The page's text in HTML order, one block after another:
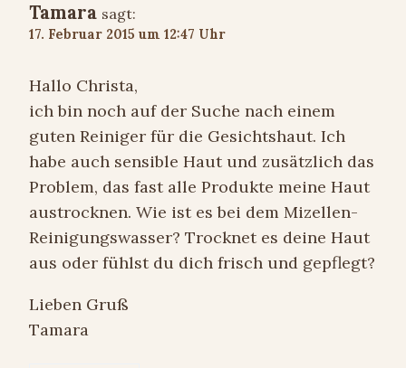
Tamara sagt:
17. Februar 2015 um 12:47 Uhr
Hallo Christa,
ich bin noch auf der Suche nach einem
guten Reiniger für die Gesichtshaut. Ich
habe auch sensible Haut und zusätzlich das
Problem, das fast alle Produkte meine Haut
austrocknen. Wie ist es bei dem Mizellen-
Reinigungswasser? Trocknet es deine Haut
aus oder fühlst du dich frisch und gepflegt?
Lieben Gruß
Tamara